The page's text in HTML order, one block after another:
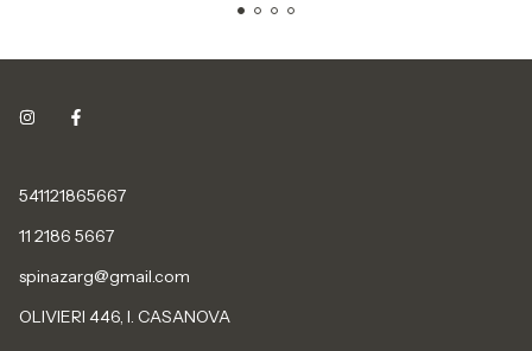
541121865667
11 2186 5667
spinazarg@gmail.com
OLIVIERI 446, I. CASANOVA